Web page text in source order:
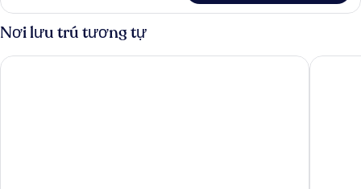
sử
dụng
Club
Lounge
Phòng
phong
cách
điển,
Nơi lưu trú tương tự
Pullman Berlin Schweizerhof